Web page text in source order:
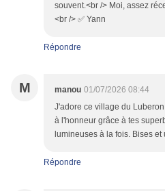
souvent.<br /> Moi, assez
<br /> ✅ Yann
Répondre
M manou 01/07/2026 08:44
J'adore ce village du
à l'honneur grâce à tes
lumineuses à la fois. Bises
Répondre